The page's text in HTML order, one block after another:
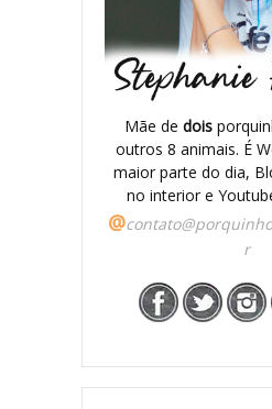
Mãe de dois
outros 8 animais. É
maior parte do dia,
no interior e
@
r